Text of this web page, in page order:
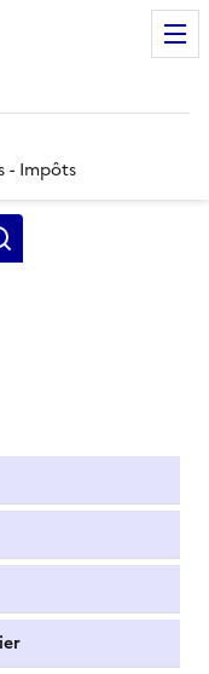
- Impôts
clés, partie du